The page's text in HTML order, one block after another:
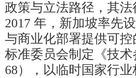
政策与立法路径，其
2017 年，新加坡率先
与商业化部署提供可
标准委员会制定《技术
68），以临时国家行